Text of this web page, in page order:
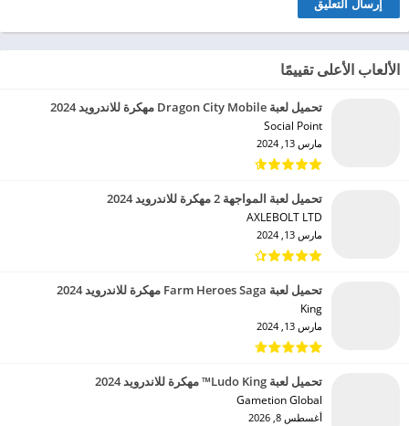
الألعاب الأعلى تقييمًا
تحميل لعبة Dragon City Mobile مهكرة للاندرويد 2024
Social Point‏
مارس 13, 2024
تحميل لعبة المواجهة 2 مهكرة للاندرويد 2024
AXLEBOLT LTD‏
مارس 13, 2024
تحميل لعبة Farm Heroes Saga مهكرة للاندرويد 2024
King‏
مارس 13, 2024
تحميل لعبة Ludo King™ مهكرة للاندرويد 2024
Gametion Global‏
أغسطس 8, 2026